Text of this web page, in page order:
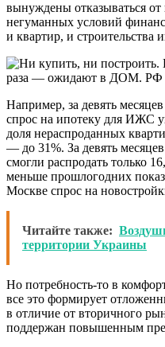
вынуждены отказываться от
негуманных условий
и квартир, и строительства
Например, за девять
спрос на ипотеку для ИЖС
доля нераспроданных
— до 31%. За девять
смогли распродать только
меньше прошлогодних
Москве спрос на
Читайте также:
территории Украины
Но потребность-то в
все это формирует
в отличие от вторичного
поддержан повышенным